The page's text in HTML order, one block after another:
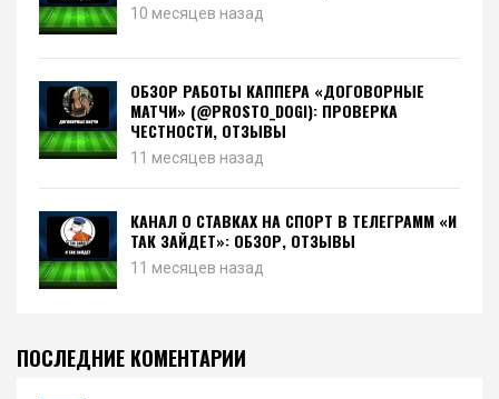
10 месяцев назад
ОБЗОР РАБОТЫ КАППЕРА «ДОГОВОРНЫЕ
МАТЧИ» (@PROSTO_DOGI): ПРОВЕРКА
ЧЕСТНОСТИ, ОТЗЫВЫ
11 месяцев назад
КАНАЛ О СТАВКАХ НА СПОРТ В ТЕЛЕГРАММ «И
ТАК ЗАЙДЕТ»: ОБЗОР, ОТЗЫВЫ
11 месяцев назад
ПОСЛЕДНИЕ КОМЕНТАРИИ